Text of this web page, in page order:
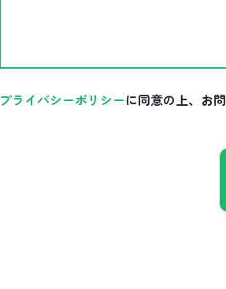
プライバシーポリシーに同意の上、お